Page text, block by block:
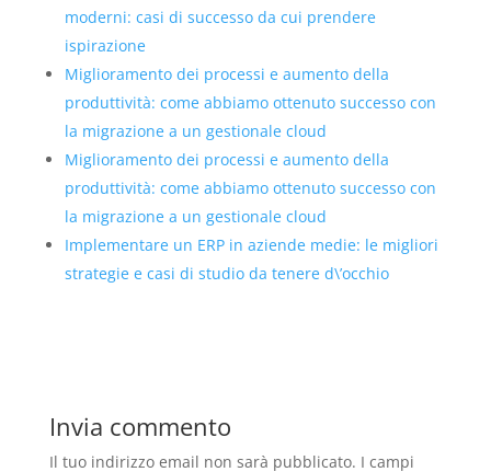
moderni: casi di successo da cui prendere
ispirazione
Miglioramento dei processi e aumento della
produttività: come abbiamo ottenuto successo con
la migrazione a un gestionale cloud
Miglioramento dei processi e aumento della
produttività: come abbiamo ottenuto successo con
la migrazione a un gestionale cloud
Implementare un ERP in aziende medie: le migliori
strategie e casi di studio da tenere d\’occhio
Invia commento
Il tuo indirizzo email non sarà pubblicato. I campi